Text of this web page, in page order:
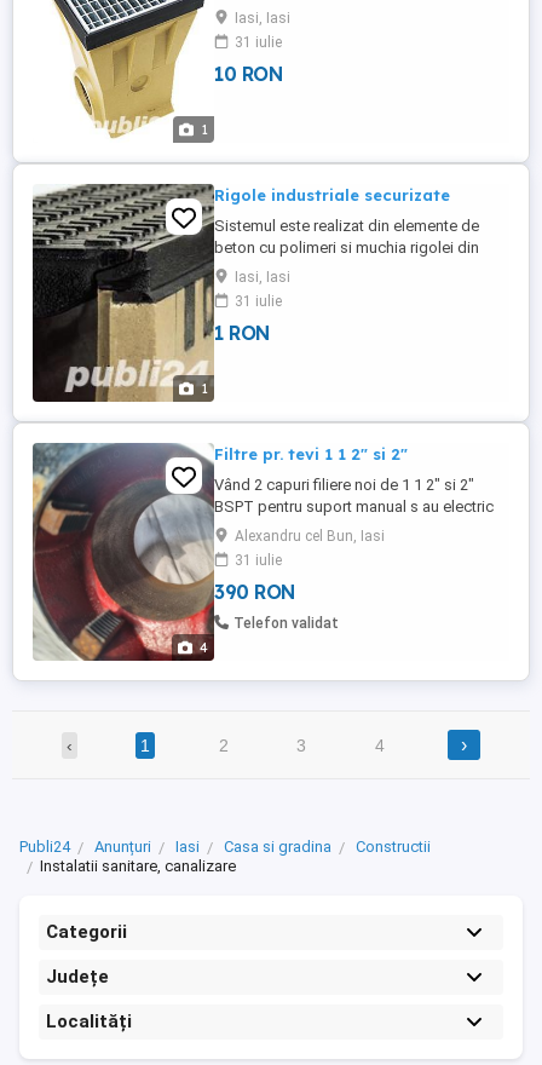
1
prindere a garatarului fara suruburi. Sunt
formate din parte superioara, element
intermediar pentru marirea inaltimii de
montaj, parte inferioara cu posibilitate de
Iasi, Iasi
31 iulie
10 RON
1
Rigole industriale securizate
Sistemul este realizat din elemente de
beton cu polimeri si muchia rigolei din
fonta, cu gratare din fonta. Prinderea
gratarului se realizeaza cu sistemul fara
suruburi Powerlock®. Clasa de sarcini: de
la A15 la F900. Aplicarea acestui sistem se
Iasi, Iasi
31 iulie
1 RON
4
Filtre pr. tevi 1 1 2" si 2"
Vând 2 capuri filiere noi de 1 1 2" si 2"
BSPT pentru suport manual s au electric
Prețul pt filiera 2" 390 lei. Prețul pt filiera 1 1
2" 350 lei.
Alexandru cel Bun, Iasi
31 iulie
390 RON
Telefon validat
‹ 1 2 3 4 ›
Publi24 Anunțuri Iasi Casa si gradina
Constructii
Instalatii sanitare, canalizare
Categorii
Județe
Localități